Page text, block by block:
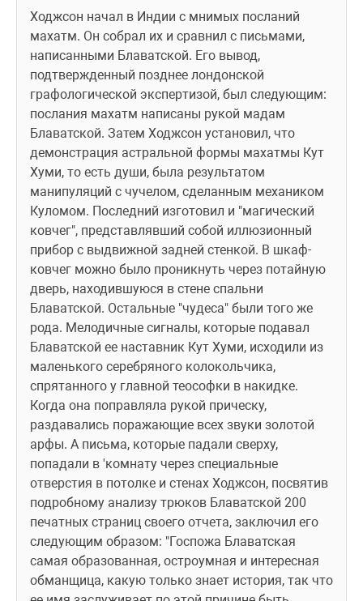
Ходжсон начал в Индии с мнимых посланий
махатм. Он собрал их и сравнил с письмами,
написанными Блаватской. Его вывод,
подтвержденный позднее лондонской
графологической экспертизой, был следующим:
послания махатм написаны рукой мадам
Блаватской. Затем Ходжсон установил, что
демонстрация астральной формы махатмы Кут
Хуми, то есть души, была результатом
манипуляций с чучелом, сделанным механиком
Куломом. Последний изготовил и "магический
ковчег", представлявший собой иллюзионный
прибор с выдвижной задней стенкой. В шкаф-
ковчег можно было проникнуть через потайную
дверь, находившуюся в стене спальни
Блаватской. Остальные "чудеса" были того же
рода. Мелодичные сигналы, которые подавал
Блаватской ее наставник Кут Хуми, исходили из
маленького серебряного колокольчика,
спрятанного у главной теософки в накидке.
Когда она поправляла рукой прическу,
раздавались поражающие всех звуки золотой
арфы. А письма, которые падали сверху,
попадали в 'комнату через специальные
отверстия в потолке и стенах Ходжсон, посвятив
подробному анализу трюков Блаватской 200
печатных страниц своего отчета, заключил его
следующим образом: "Госпожа Блаватская
самая образованная, остроумная и интересная
обманщица, какую только знает история, так что